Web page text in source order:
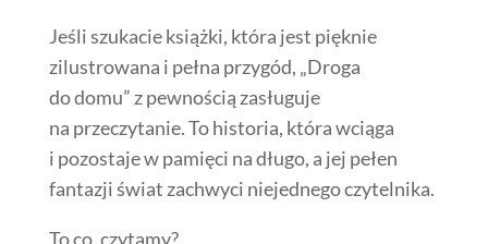
Jeśli szukacie książki, która jest pięknie
zilustrowana i pełna przygód, „Droga
do domu” z pewnością zasługuje
na przeczytanie. To historia, która wciąga
i pozostaje w pamięci na długo, a jej pełen
fantazji świat zachwyci niejednego czytelnika.
To co, czytamy?